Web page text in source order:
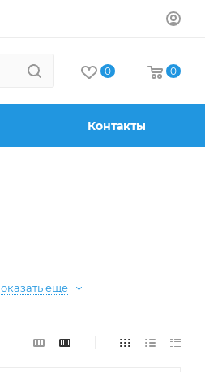
0 0
Контакты
еще